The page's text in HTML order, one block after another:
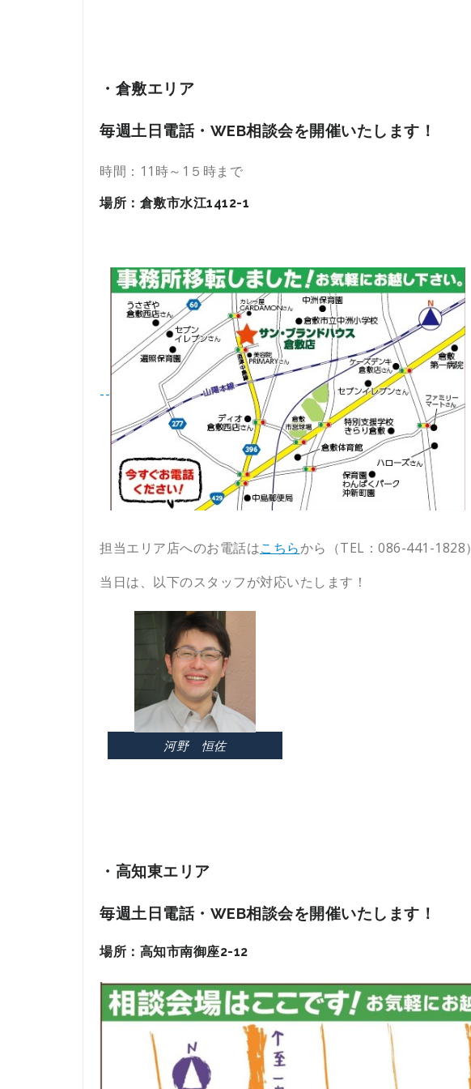
・倉敷エリア
毎週土日 電話・WEB相談会を開催いたします！
時間：11時～1５時まで
場所：倉敷市水江1412-1
--
担当エリア店へのお電話はこちらから（TEL：086-441-1828）
当日は、以下のスタッフが対応いたします！
河野 恒佐
・高知東エリア
毎週土日 電話・WEB相談会を開催いたします！
場所：高知市南御座2-12